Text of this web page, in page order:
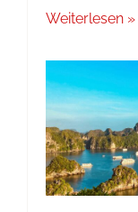
Weiterlesen »